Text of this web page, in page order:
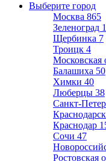
Выберите город
Москва 865
Зеленоград
Щербинка 7
Троицк 4
Московская
Балашиха 50
Химки 40
Люберцы 38
Санкт-
Краснодар
Сочи 47
Ростовская